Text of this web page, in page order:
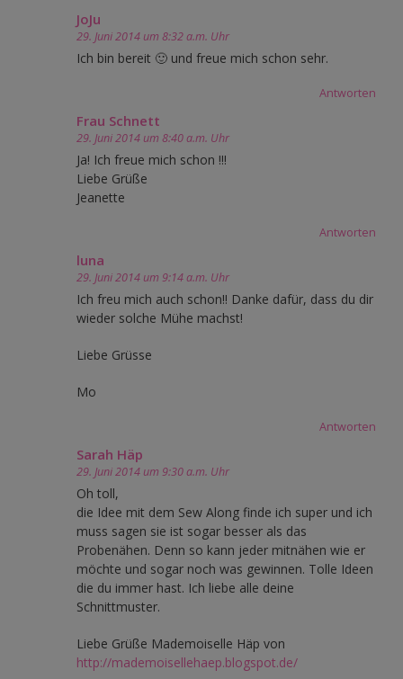
JoJu
29. Juni 2014 um 8:32 a.m. Uhr
Ich bin bereit 🙂 und freue mich schon sehr.
Antworten
Frau Schnett
29. Juni 2014 um 8:40 a.m. Uhr
Ja! Ich freue mich schon !!!
Liebe Grüße
Jeanette
Antworten
luna
29. Juni 2014 um 9:14 a.m. Uhr
Ich freu mich auch schon!! Danke dafür, dass du dir
wieder solche Mühe machst!
Liebe Grüsse
Mo
Antworten
Sarah Häp
29. Juni 2014 um 9:30 a.m. Uhr
Oh toll,
die Idee mit dem Sew Along finde ich super und ich
muss sagen sie ist sogar besser als das
Probenähen. Denn so kann jeder mitnähen wie er
möchte und sogar noch was gewinnen. Tolle Ideen
die du immer hast. Ich liebe alle deine
Schnittmuster.
Liebe Grüße Mademoiselle Häp von
http://mademoisellehaep.blogspot.de/